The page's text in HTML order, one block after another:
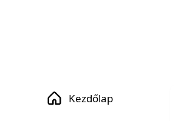
Kezdőlap